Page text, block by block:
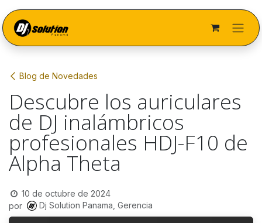
Blog de Novedades
Descubre los auriculares
de DJ inalámbricos
profesionales HDJ-F10 de
Alpha Theta
10 de octubre de 2024
por
Dj Solution Panama, Gerencia